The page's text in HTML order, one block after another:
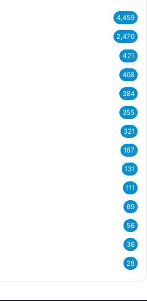
4,459
2,470
421
408
384
355
321
187
131
111
69
56
36
28